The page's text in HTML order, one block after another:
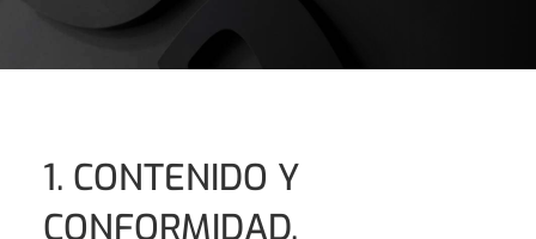
1. CONTENIDO Y
CONFORMIDAD.